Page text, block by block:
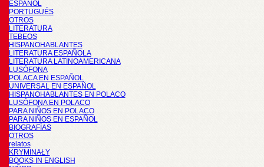
ESPAÑOL
PORTUGUÉS
OTROS
LITERATURA
TEBEOS
HISPANOHABLANTES
LITERATURA ESPAÑOLA
LITERATURA LATINOAMERICANA
LUSÓFONA
POLACA EN ESPAÑOL
UNIVERSAL EN ESPAÑOL
HISPANOHABLANTES EN POLACO
LUSÓFONA EN POLACO
PARA NIÑOS EN POLACO
PARA NIÑOS EN ESPAÑOL
BIOGRAFÍAS
OTROS
relatos
KRYMINAŁY
BOOKS IN ENGLISH